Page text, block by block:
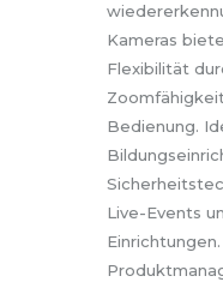
Kameras
Flexibilität
Bedienung.
Live-Events